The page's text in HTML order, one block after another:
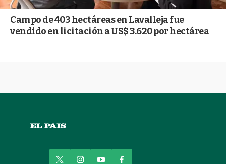
Campo de 403 hectáreas en Lavalleja fue
vendido en licitación a US$ 3.620 por hectárea
i
y